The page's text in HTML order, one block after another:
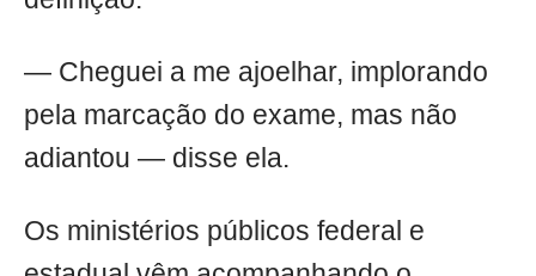
— Cheguei a me ajoelhar, implorando
pela marcação do exame, mas não
adiantou — disse ela.
Os ministérios públicos federal e